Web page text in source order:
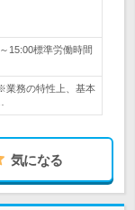
15:00標準労働時間
業務の特性上、基本
気になる